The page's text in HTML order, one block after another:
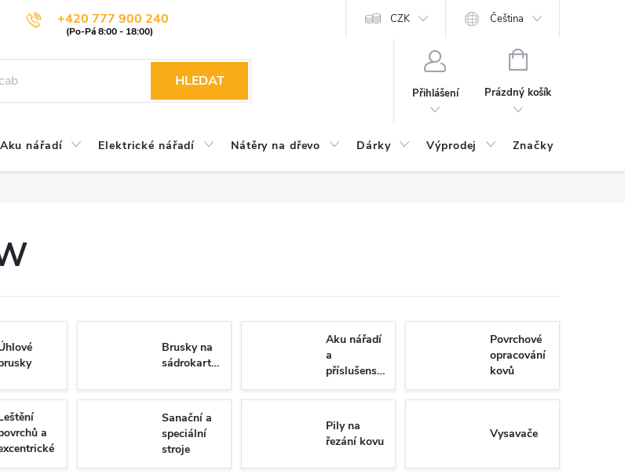
+420 777 900 240 CZK Čeština
HLEDAT
Přihlášení
NÁKUPNÍ
Prázdný košík
Aku nářadí Elektrické nářadí Nátěry na dřevo Dárky Výprodej Značky
Brusky na
sádrokarton
Aku nářadí
a
příslušenství
Povrchové
opracování
kovů
a
Sanační a
speciální
stroje
Pily na
řezání kovu
Vysavače